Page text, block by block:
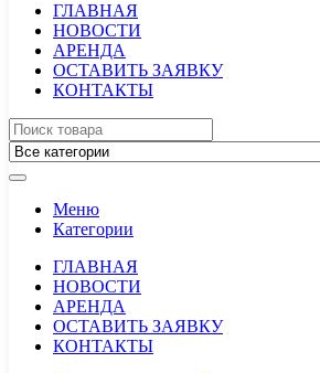
ГЛАВНАЯ
НОВОСТИ
АРЕНДА
ОСТАВИТЬ ЗАЯВКУ
КОНТАКТЫ
Меню
Категории
ГЛАВНАЯ
НОВОСТИ
АРЕНДА
ОСТАВИТЬ ЗАЯВКУ
КОНТАКТЫ